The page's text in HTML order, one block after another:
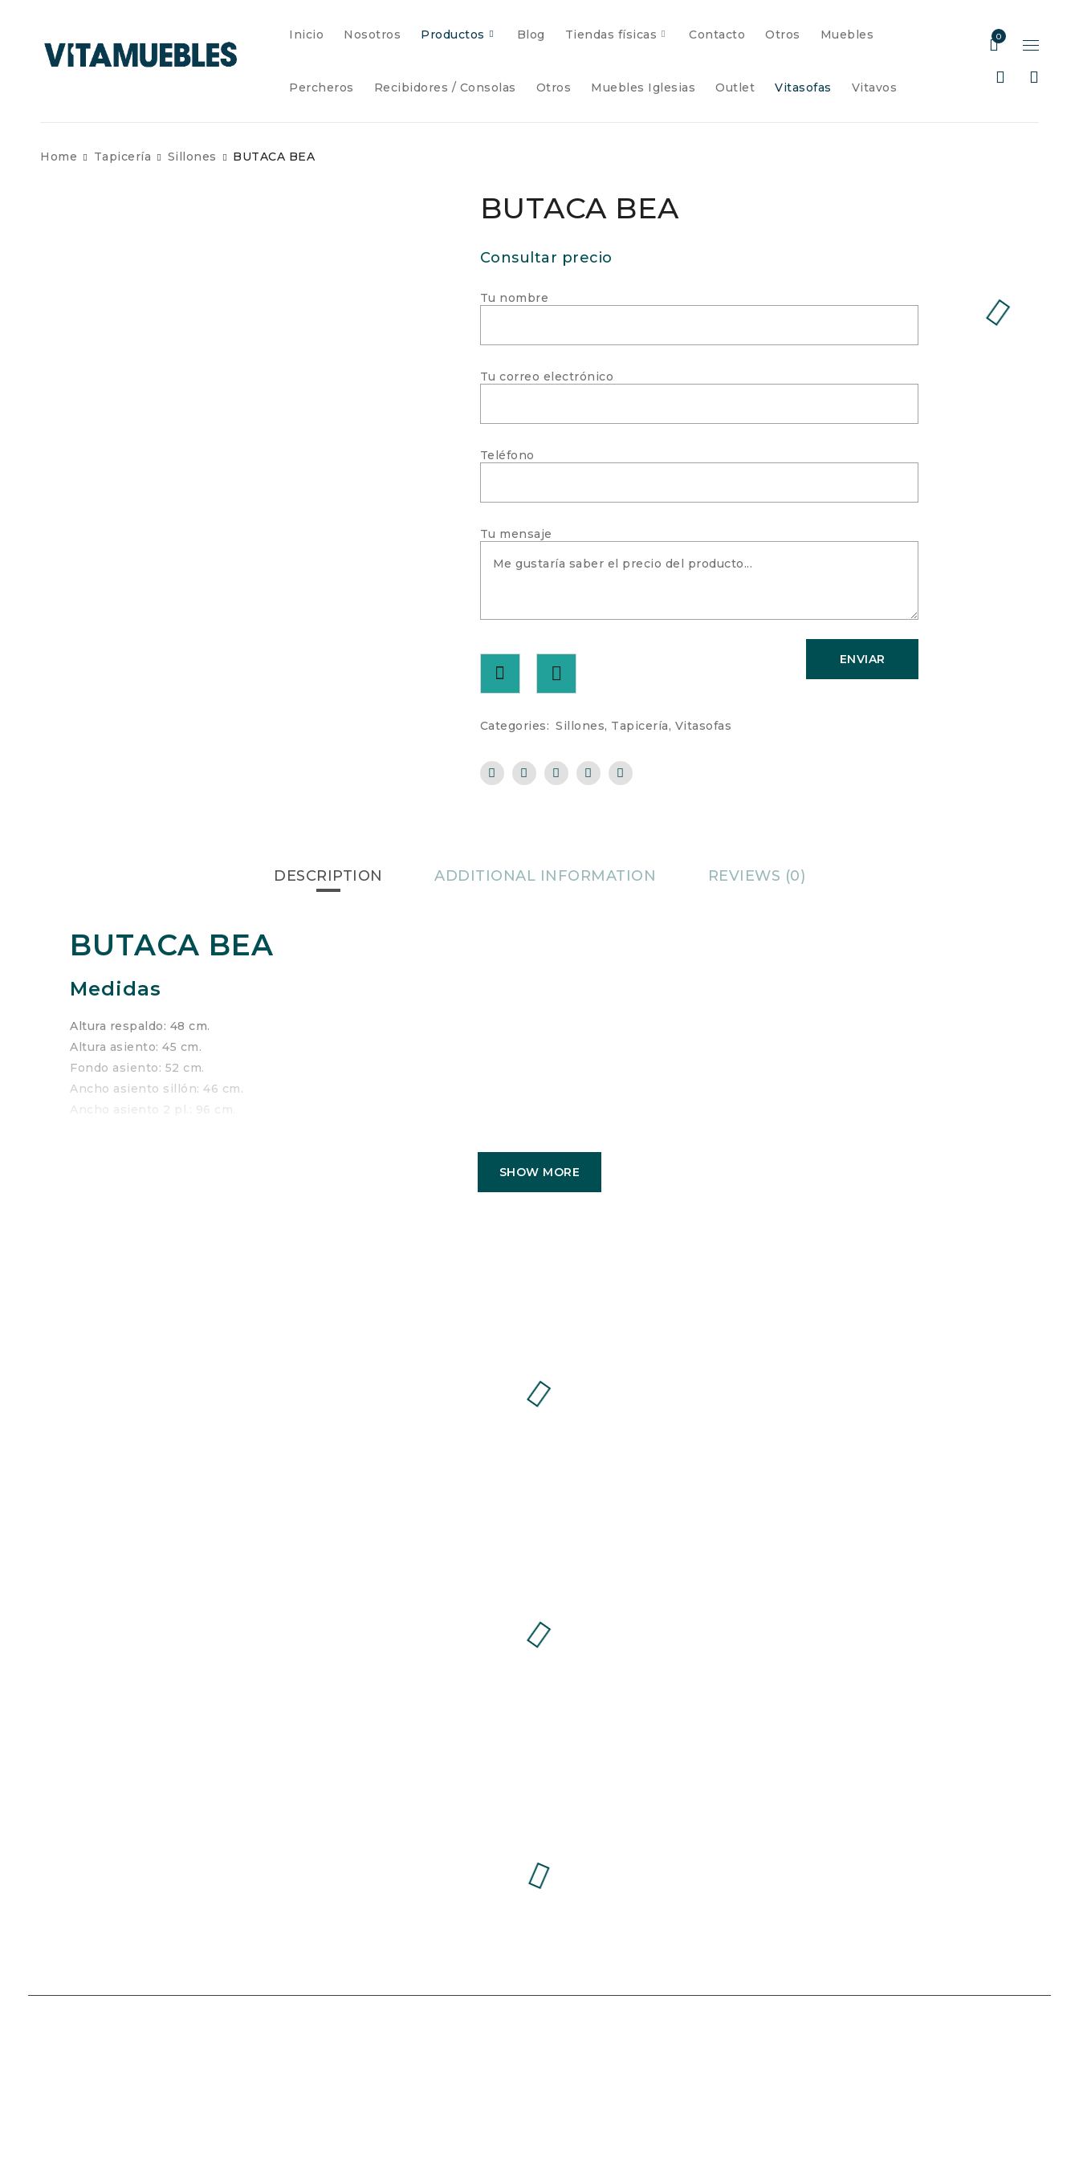
Inicio Nosotros Productos Blog Tiendas físicas Contacto Otros Muebles
Percheros Recibidores / Consolas Otros Muebles Iglesias Outlet Vitasofas Vitavos
0
Home Tapicería Sillones BUTACA BEA
BUTACA BEA
Consultar precio
Tu nombre
Tu correo electrónico
Teléfono
Tu mensaje
Categories: Sillones, Tapicería, Vitasofas
DESCRIPTION ADDITIONAL INFORMATION REVIEWS (0)
BUTACA BEA
Medidas
Altura respaldo: 48 cm.
Altura asiento: 45 cm.
Fondo asiento: 52 cm.
Ancho asiento sillón: 46 cm.
Ancho asiento 2 pl.: 96 cm.
: Madera de pino, reforzado con tablero de partículas.
SHOW MORE